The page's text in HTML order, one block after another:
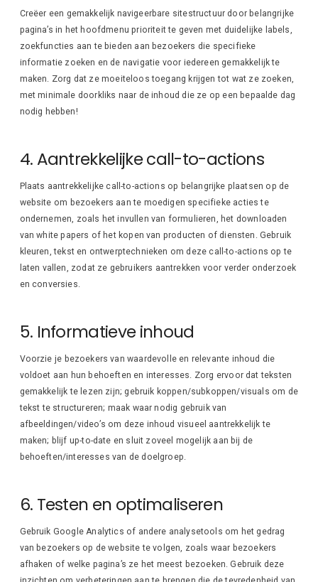
Creëer een gemakkelijk navigeerbare sitestructuur door belangrijke
pagina’s in het hoofdmenu prioriteit te geven met duidelijke labels,
zoekfuncties aan te bieden aan bezoekers die specifieke
informatie zoeken en de navigatie voor iedereen gemakkelijk te
maken. Zorg dat ze moeiteloos toegang krijgen tot wat ze zoeken,
met minimale doorkliks naar de inhoud die ze op een bepaalde dag
nodig hebben!
4. Aantrekkelijke call-to-actions
Plaats aantrekkelijke call-to-actions op belangrijke plaatsen op de
website om bezoekers aan te moedigen specifieke acties te
ondernemen, zoals het invullen van formulieren, het downloaden
van white papers of het kopen van producten of diensten. Gebruik
kleuren, tekst en ontwerptechnieken om deze call-to-actions op te
laten vallen, zodat ze gebruikers aantrekken voor verder onderzoek
en conversies.
5. Informatieve inhoud
Voorzie je bezoekers van waardevolle en relevante inhoud die
voldoet aan hun behoeften en interesses. Zorg ervoor dat teksten
gemakkelijk te lezen zijn; gebruik koppen/subkoppen/visuals om de
tekst te structureren; maak waar nodig gebruik van
afbeeldingen/video’s om deze inhoud visueel aantrekkelijk te
maken; blijf up-to-date en sluit zoveel mogelijk aan bij de
behoeften/interesses van de doelgroep.
6. Testen en optimaliseren
Gebruik Google Analytics of andere analysetools om het gedrag
van bezoekers op de website te volgen, zoals waar bezoekers
afhaken of welke pagina’s ze het meest bezoeken. Gebruik deze